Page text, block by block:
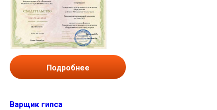
Подробнее
Варщик гипса